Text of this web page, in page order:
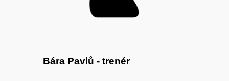
Bára Pavlů - trenér